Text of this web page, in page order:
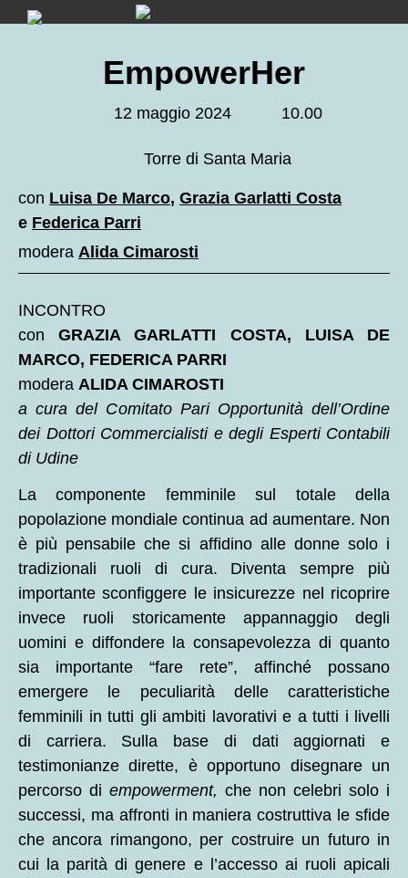
Skip
EmpowerHer
12 maggio 2024 10.00
Torre di Santa Maria
con Luisa De Marco, Grazia Garlatti Costa
e Federica Parri
modera Alida Cimarosti
INCONTRO
conGRAZIA GARLATTI COSTA, LUISA DE
MARCO, FEDERICA PARRI
modera ALIDA CIMAROSTI
a cura del Comitato Pari Opportunità dell’Ordine
dei Dottori Commercialisti e degli Esperti Contabili
di Udine
La componente femminile sul totale della
popolazione mondiale continua ad aumentare. Non
è più pensabile che si affidino alle donne solo i
tradizionali ruoli di cura. Diventa sempre più
importante sconfiggere le insicurezze nel ricoprire
invece ruoli storicamente appannaggio degli
uomini e diffondere la consapevolezza di quanto
sia importante “fare rete”, affinché possano
emergere le peculiarità delle caratteristiche
femminili in tutti gli ambiti lavorativi e a tutti i livelli
di carriera. Sulla base di dati aggiornati e
testimonianze dirette, è opportuno disegnare un
percorso di empowerment, che non celebri solo i
successi, ma affronti in maniera costruttiva le sfide
che ancora rimangono, per costruire un futuro in
cui la parità di genere e l’accesso ai ruoli apicali